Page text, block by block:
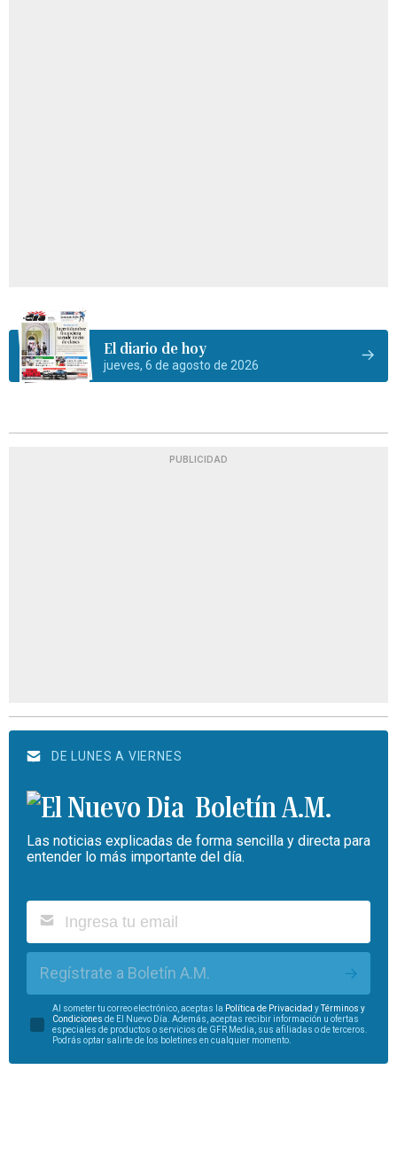
El diario de hoy
jueves, 6 de agosto de 2026
PUBLICIDAD
DE LUNES A VIERNES
Boletín A.M.
Las noticias explicadas de forma sencilla y directa para
entender lo más importante del día.
Regístrate a Boletín A.M.
Al someter tu correo electrónico, aceptas la Política de Privacidad yTérminos y
Condiciones de El Nuevo Día. Además, aceptas recibir información u ofertas
especiales de productos o servicios de GFR Media, sus afiliadas o de terceros.
Podrás optar salirte de los boletines en cualquier momento.